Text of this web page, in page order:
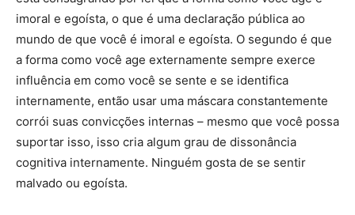
imoral e egoísta, o que é uma declaração pública ao
mundo de que você é imoral e egoísta. O segundo é que
a forma como você age externamente sempre exerce
influência em como você se sente e se identifica
internamente, então usar uma máscara constantemente
corrói suas convicções internas – mesmo que você possa
suportar isso, isso cria algum grau de dissonância
cognitiva internamente. Ninguém gosta de se sentir
malvado ou egoísta.